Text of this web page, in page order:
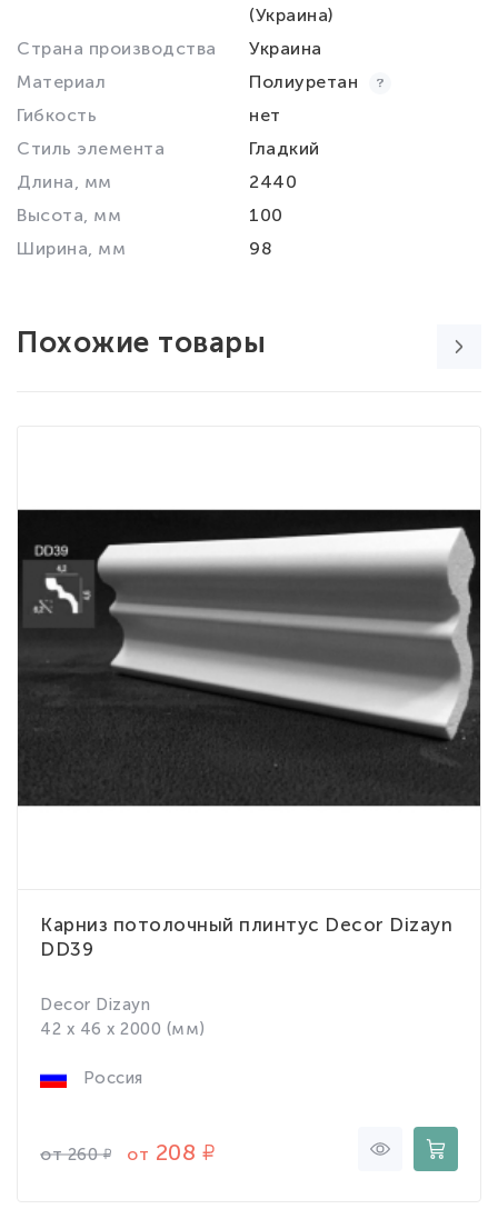
(Украина)
Страна производства
Украина
Материал
Полиуретан
Гибкость
нет
Стиль элемента
Гладкий
Длина, мм
2440
Высота, мм
100
Ширина, мм
98
Похожие товары
Карниз потолочный плинтус Decor Dizayn
DD39
Decor Dizayn
42 x 46 x 2000 (мм)
Россия
от260 от 208